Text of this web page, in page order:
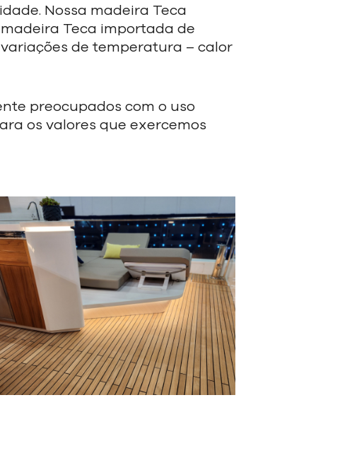
Nossa madeira Teca
madeira Teca importada de
de temperatura – calor
preocupados com o uso
os valores que exercemos